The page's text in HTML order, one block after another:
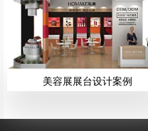
美容展展台设计案例